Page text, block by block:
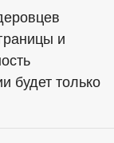
и
будет только